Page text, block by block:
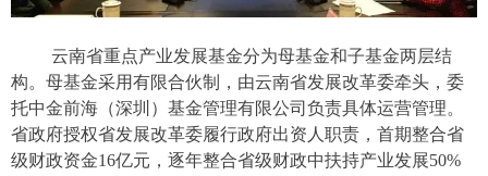
云南省重点产业发展基金分为母基金和子基金两层结
构。母基金采用有限合伙制，由云南省发展改革委牵头，委
托中金前海（深圳）基金管理有限公司负责具体运营管理。
省政府授权省发展改革委履行政府出资人职责，首期整合省
级财政资金16亿元，逐年整合省级财政中扶持产业发展50%